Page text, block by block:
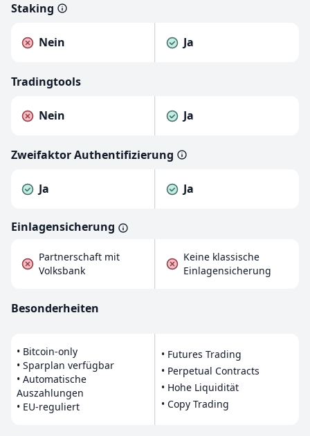
Staking
Nein Ja
Tradingtools
Nein Ja
Zweifaktor Authentifizierung
Ja Ja
Einlagensicherung
Partnerschaft mit
Volksbank
Keine klassische
Einlagensicherung
Besonderheiten
• Bitcoin-only
• Sparplan verfügbar
• Automatische
Auszahlungen
• EU-reguliert
• Futures Trading
• Perpetual Contracts
• Hohe Liquidität
• Copy Trading